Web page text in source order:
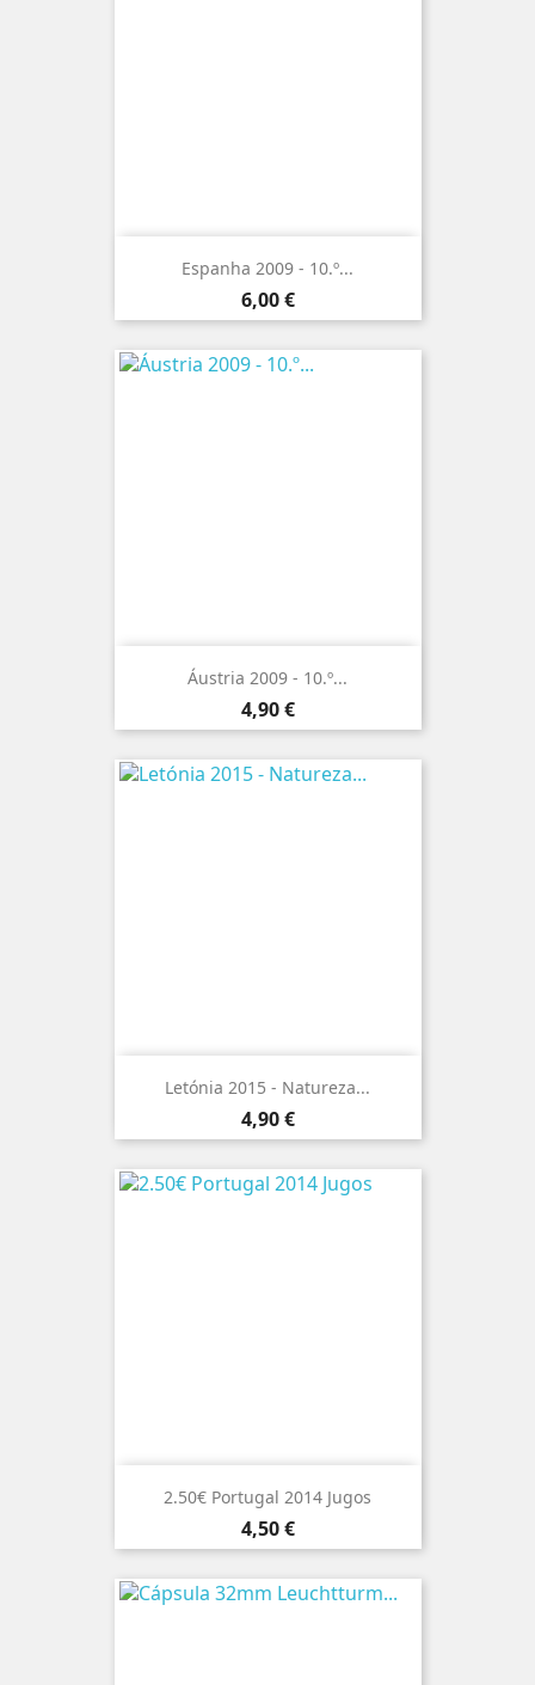
Espanha 2009 - 10.º...
Preço
6,00 €
Áustria 2009 - 10.º...
Preço
4,90 €
Letónia 2015 - Natureza...
Preço
4,90 €
2.50€ Portugal 2014 Jugos
Preço
4,50 €